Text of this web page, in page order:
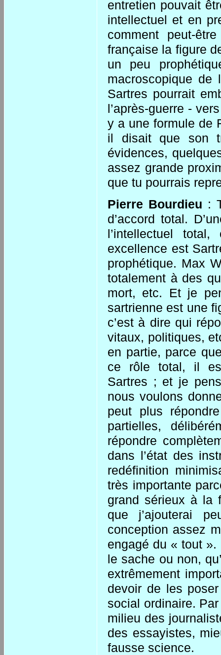
entretien pouvait
intellectuel et en
comment peut-
française la figure
un peu
macroscopique
Sartres pourrait
l’après-guerre -
y a une formule de
il disait que son
évidences,
assez grande
que tu pourrais
Pierre Bourdieu :
d’accord total.
l’intellectuel
excellence est
prophétique. Max
totalement à des
mort, etc. Et je
sartrienne est une
c’est à dire qui
vitaux, politiques,
en partie, parce
ce rôle total, il
Sartres ; et je
nous voulons
peut plus
partielles,
répondre
dans l’état des
redéfinition
très importante
grand sérieux à la
que j’ajouterai
conception assez
engagé du « tout
le sache ou non,
extrêmement
devoir de les
social ordinaire.
milieu des
des essayistes,
fausse science.